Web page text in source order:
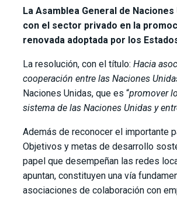
La Asamblea General de
con el sector privado en la
renovada adoptada por los
La resolución, con el título: Hacia
cooperación entre las Naciones
Naciones Unidas, que es “promover
sistema de las Naciones Unidas y
Además de reconocer el importante
Objetivos y metas de desarrollo
papel que desempeñan las redes
apuntan, constituyen una vía
asociaciones de colaboración con